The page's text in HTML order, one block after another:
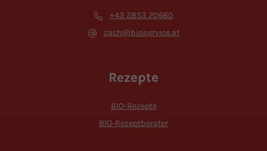
+43 2853 20660
zach@bioservice.at
Rezepte
BIO-Rezepte
BIO-Rezeptberater